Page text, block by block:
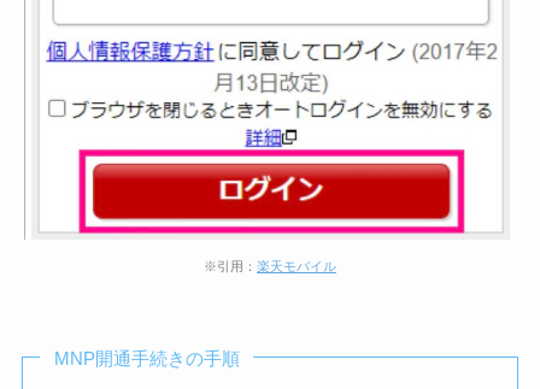
※引用： 楽天モバイル
MNP開通手続きの手順